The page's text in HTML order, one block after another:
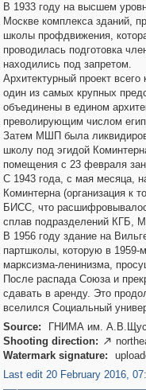
В 1933 году на высшем
Москве комплекса зданий,
школы профдвижения,
проводилась подготовка
находились под запретом.
Архитектурный проект
один из самых крупных
объединены в едином
преволирующим числом
Затем МШП была
школу под эгидой
помещения с 23 февраля
С 1943 года, с мая месяца,
Коминтерна (организация к
БИСС, что
сплав подразделений КГБ,
В 1956 году здание на
партшколы, которую в
марксизма-ленинизма,
После распада Союза и
сдавать в аренду. Это
вселился Социальный
Source:
ГНИМА им.
Shooting direction: 
Watermark signature:
Last edit 20 February 2016,